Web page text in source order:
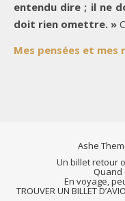
entendu dire ; il ne
doit rien omettre. »
Mes pensées et mes
Ashe
Un billet retour
Quand
En voyage,
TROUVER UN BILLET